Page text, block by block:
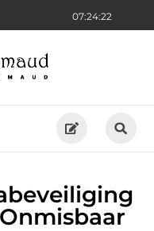
07:24:23